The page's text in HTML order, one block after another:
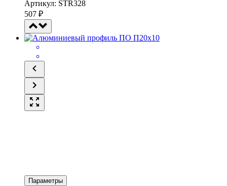
Артикул: STR328
507 ₽
Параметры